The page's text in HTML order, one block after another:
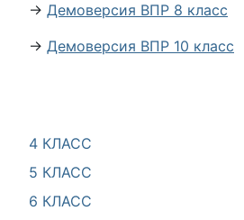
4 КЛАСС
5 КЛАСС
6 КЛАСС
→ Демоверсия ВПР 8 класс
→ Демоверсия ВПР 10 класс